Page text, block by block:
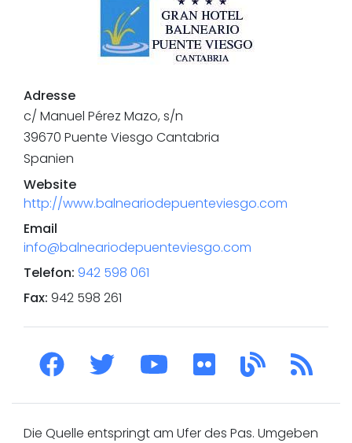
Adresse
c/ Manuel Pérez Mazo, s/n
39670 Puente Viesgo Cantabria
Spanien
Website
http://www.balneariodepuenteviesgo.com
Email
info@balneariodepuenteviesgo.com
Telefon: 942 598 061
Fax: 942 598 261
Die Quelle entspringt am Ufer des Pas. Umgeben